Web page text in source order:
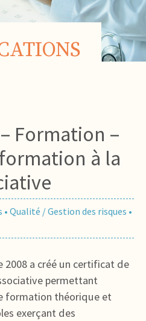
Formation –
à la
• Qualité / Gestion des risques •
2008 a créé un certificat de
permettant
formation théorique et
exerçant des